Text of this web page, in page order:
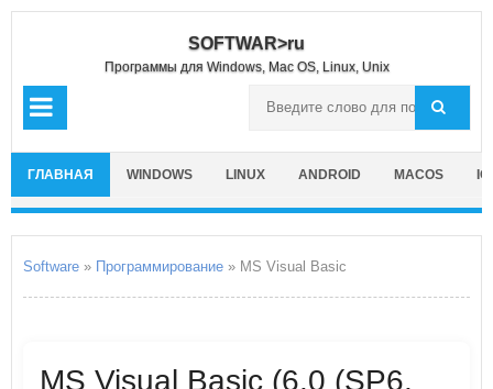
SOFTWAR>ru
Программы для Windows, Mac OS, Linux, Unix
ГЛАВНАЯ WINDOWS LINUX ANDROID MACOS
Software » Программирование » MS Visual Basic
MS Visual Basic (6.0 (SP6,